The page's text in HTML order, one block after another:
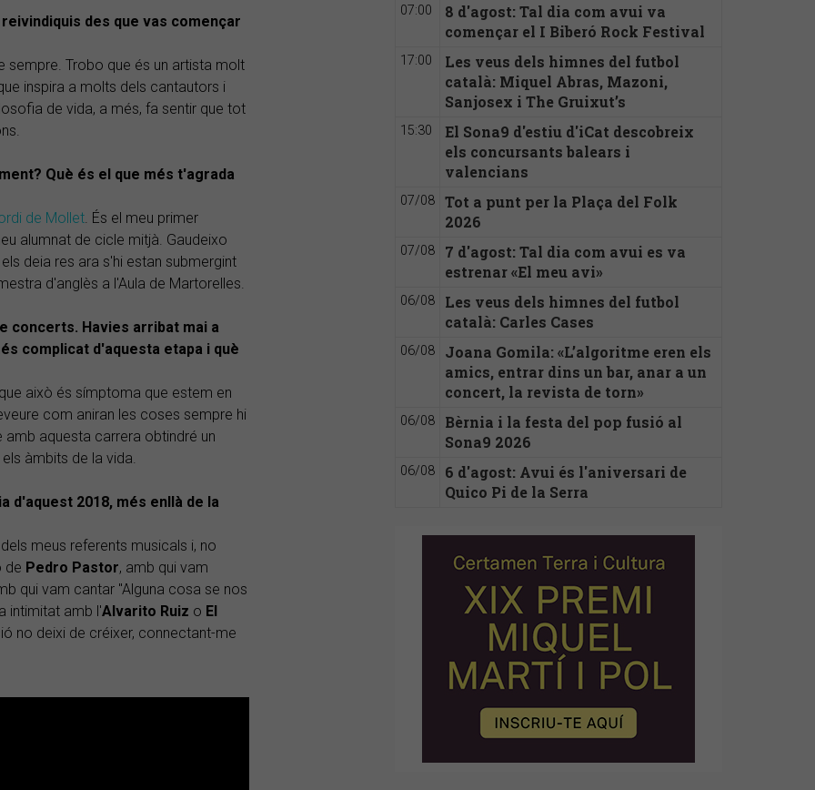
des que vas començar
sempre. Trobo que és un artista molt
inspira a molts dels cantautors i
de vida, a més, fa sentir que tot
Què és el que més t'agrada
de Mollet . És el meu primer
alumnat de cicle mitjà. Gaudeixo
deia res ara s'hi estan submergint
d'anglès a l'Aula de Martorelles.
concerts. Havies arribat mai a
complicat d'aquesta etapa i què
això és símptoma que estem en
com aniran les coses sempre hi
aquesta carrera obtindré un
àmbits de la vida.
d'aquest 2018, més enllà de la
meus referents musicals i, no
de Pedro Pastor, amb qui vam
qui vam cantar "Alguna cosa se nos
intimitat amb l'Alvarito Ruiz o El
no deixi de créixer, connectant-me
07:00
8 d'agost: Tal dia com avui va
començar el I Biberó Rock Festival
17:00
Les veus dels himnes del futbol
català: Miquel Abras, Mazoni,
Sanjosex i The Gruixut’s
15:30
El Sona9 d'estiu d'iCat descobreix
els concursants balears i
valencians
07/08
Tot a punt per la Plaça del Folk
2026
07/08
7 d'agost: Tal dia com avui es va
estrenar «El meu avi»
06/08
Les veus dels himnes del futbol
català: Carles Cases
06/08
Joana Gomila: «L’algoritme eren els
amics, entrar dins un bar, anar a un
concert, la revista de torn»
06/08
Bèrnia i la festa del pop fusió al
Sona9 2026
06/08
6 d'agost: Avui és l'aniversari de
Quico Pi de la Serra